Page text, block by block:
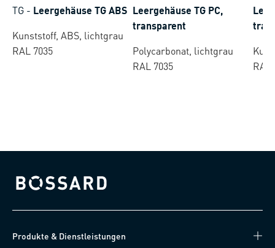
TG - Leergehäuse TG ABS
Kunststoff, ABS, lichtgrau
RAL 7035
Leergehäuse TG PC,
transparent
Polycarbonat, lichtgrau
RAL 7035
RAL
Bossard homepage
Produkte & Dienstleistungen